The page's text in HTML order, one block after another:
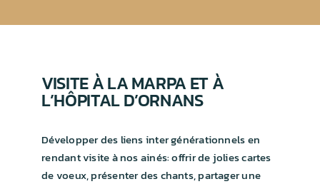
LE COLLÈGE AU QUOTIDIEN
CONTACT
VISITE À LA MARPA ET À
L’HÔPITAL D’ORNANS
Développer des liens inter générationnels en
rendant visite à nos ainés: offrir de jolies cartes
de voeux, présenter des chants, partager une